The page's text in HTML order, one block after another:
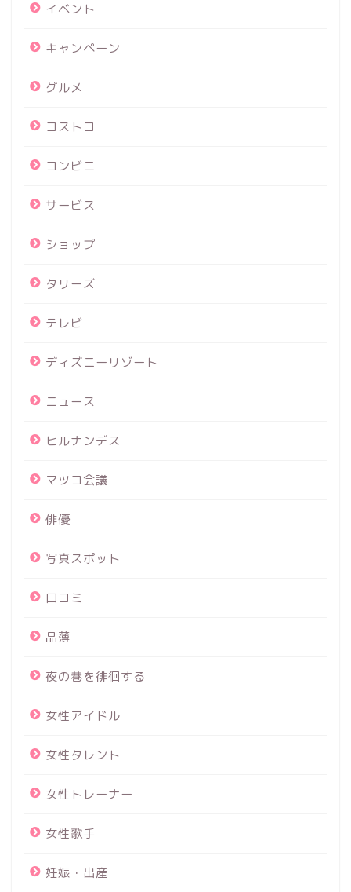
イベント
キャンペーン
グルメ
コストコ
コンビニ
サービス
ショップ
タリーズ
テレビ
ディズニーリゾート
ニュース
ヒルナンデス
マツコ会議
俳優
写真スポット
口コミ
品薄
夜の巷を徘徊する
女性アイドル
女性タレント
女性トレーナー
女性歌手
妊娠・出産